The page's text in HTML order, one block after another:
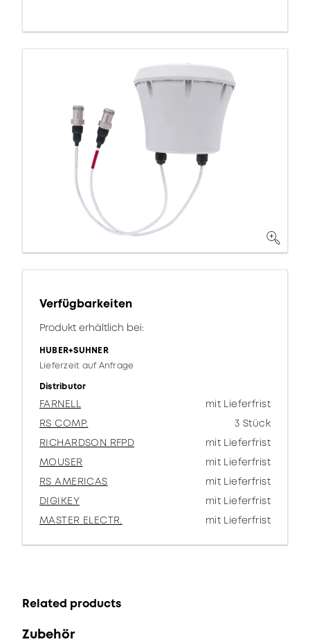
Verfügbarkeiten
Produkt erhältlich bei:
HUBER+SUHNER
Lieferzeit auf Anfrage
Distributor
FARNELL
mit Lieferfrist
RS COMP.
3 Stück
RICHARDSON RFPD
mit Lieferfrist
MOUSER
mit Lieferfrist
RS AMERICAS
mit Lieferfrist
DIGIKEY
mit Lieferfrist
MASTER ELECTR.
mit Lieferfrist
Related products
Zubehör